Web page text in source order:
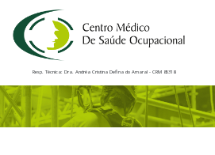
Resp. Técnica: Dra. Andréa Cristina Defina do Amaral - CRM 85318